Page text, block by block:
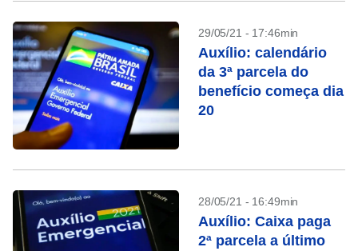
29/05/21 - 17:46min
Auxílio: calendário
da 3ª parcela do
benefício começa dia
20
28/05/21 - 16:49min
Auxílio: Caixa paga
2ª parcela a último